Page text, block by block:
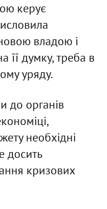
керує
владою і
її думку, треба в
уряду.
до органів
необхідні
досить
кризових